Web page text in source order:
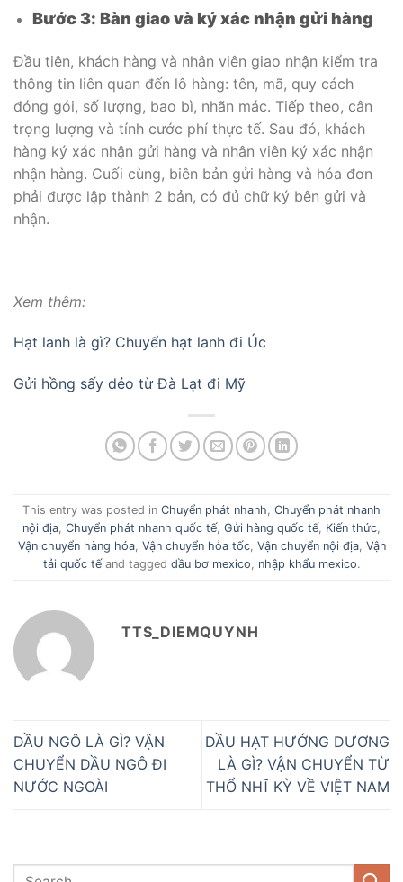
Bước 3: Bàn giao và ký xác nhận gửi hàng
Đầu tiên, khách hàng và nhân viên giao nhận kiểm tra
thông tin liên quan đến lô hàng: tên, mã, quy cách
đóng gói, số lượng, bao bì, nhãn mác. Tiếp theo, cân
trọng lượng và tính cước phí thực tế. Sau đó, khách
hàng ký xác nhận gửi hàng và nhân viên ký xác nhận
nhận hàng. Cuối cùng, biên bản gửi hàng và hóa đơn
phải được lập thành 2 bản, có đủ chữ ký bên gửi và
nhận.
Xem thêm:
Hạt lanh là gì? Chuyển hạt lanh đi Úc
Gửi hồng sấy dẻo từ Đà Lạt đi Mỹ
This entry was posted in Chuyển phát nhanh Chuyển phát nhanh
nội địa Chuyển phát nhanh quốc tế, Gửi hàng quốc tế, Kiến thức
Vận chuyển hàng hóa, Vận chuyển hỏa tốc, Vận chuyển nội địa, Vận
tải quốc tếand tagged dầu bơ mexico nhập khẩu mexico.
TTS_DIEMQUYNH
DẦU NGÔ LÀ GÌ? VẬN
CHUYỂN DẦU NGÔ ĐI
NƯỚC NGOÀI
DẦU HẠT HƯỚNG DƯƠNG
LÀ GÌ? VẬN CHUYỂN TỪ
THỔ NHĨ KỲ VỀ VIỆT NAM